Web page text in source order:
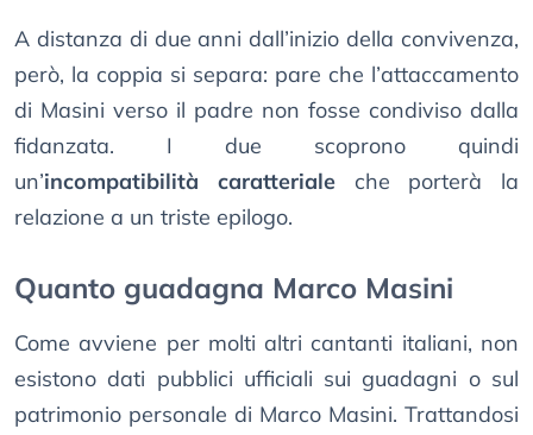
A distanza di due anni dall’inizio della convivenza,
però, la coppia si separa: pare che l’attaccamento
di Masini verso il padre non fosse condiviso dalla
fidanzata. I due scoprono quindi
un’incompatibilità caratterialeche porterà la
relazione a un triste epilogo.
Quanto guadagna Marco Masini
Come avviene per molti altri cantanti italiani, non
esistono dati pubblici ufficiali sui guadagni o sul
patrimonio personale di Marco Masini. Trattandosi